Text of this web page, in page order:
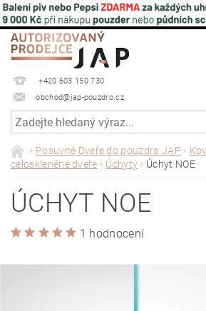
+420 603 150 730
obchod@jap-pouzdro.cz
Posuvné Dveře do pouzdra JAP
celoskleněné dveře
Úchyty Úchyt NOE
ÚCHYT NOE
1 hodnocení